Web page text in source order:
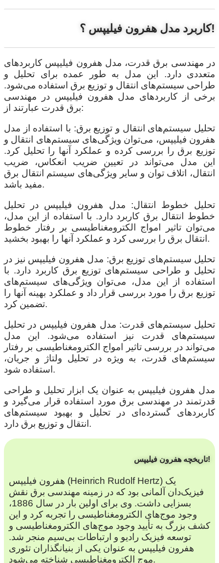
کاربرد مدل هفرون فیلیپس ؟!
در مهندسی برق قدرت، مدل هفرون فیلیپس کاربردهای
متعددی دارد. این مدل به طور عمده برای تحلیل و
طراحی سیستم‌های انتقال و توزیع برق استفاده می‌شود.
برخی از کاربردهای مدل هفرون فیلیپس در مهندسی
برق قدرت عبارتند از:
تحلیل سیستم‌های انتقال و توزیع برق: با استفاده از مدل
هفرون فیلیپس، می‌توان ویژگی‌های سیستم‌های انتقال و
توزیع برق را بررسی کرده و عملکرد آنها را تحلیل کرد.
این مدل می‌تواند در تعیین ضریب انعکاس، ضریب
انتقال، اتلاف توان و سایر ویژگی‌های سیستم انتقال برق
مفید باشد.
تحلیل خطوط انتقال: مدل هفرون فیلیپس در تحلیل
خطوط انتقال برق کاربرد دارد. با استفاده از این مدل،
می‌توان تاثیر امواج الکترومغناطیسی بر رفتار خطوط
انتقال برق را بررسی کرد و عملکرد آنها را بهبود بخشید.
تحلیل سیستم‌های توزیع برق: مدل هفرون فیلیپس نیز در
تحلیل و طراحی سیستم‌های توزیع برق کاربرد دارد. با
استفاده از این مدل، می‌توان ویژگی‌های سیستم‌های
توزیع برق را مورد بررسی قرار داد و عملکرد بهینه آنها را
تضمین کرد.
تحلیل سیستم‌های قدرت: مدل هفرون فیلیپس در تحلیل
سیستم‌های قدرت نیز استفاده می‌شود. این مدل
می‌تواند در بررسی تاثیر امواج الکترومغناطیسی بر رفتار
سیستم‌های قدرت، به ویژه در تحلیل ولتاژ و جریان،
استفاده شود.
مدل هفرون فیلیپس به عنوان یک ابزار تحلیل و طراحی
قدرتمند در مهندسی برق مورد استفاده قرار می‌گیرد و
کاربردهای گسترده‌ای در تحلیل و بهبود سیستم‌های
انتقال و توزیع برق دارد.
تاریخچه هفرون فیلیپس!
هفرون فیلیپس (Heinrich Rudolf Hertz) یک
فیزیک‌دان آلمانی بود که در زمینه مهندسی برق نقش
بسزایی داشت. وی برای اولین بار در سال 1886،
وجود موج‌های الکترومغناطیسی را تجربه کرد و این
کشف بزرگ به تأیید وجود موج‌های الکترومغناطیسی و
توسعه فیزیک رادیو و ارتباطات بی‌سیم منجر شد.
هفرون فیلیپس به عنوان یکی از بنیانگذاران تئوری
موج الکترومغناطیسی شناخته می‌شود.